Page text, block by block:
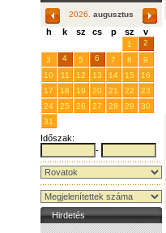
2026. augusztus
h k sz cs p sz v
1
2
3
4 5 6 7 8
9
10
11 12 13 14 15
16
17
18 19 20 21 22
23
24
25 26 27 28 29
30
31
Időszak:
-
Hirdetés